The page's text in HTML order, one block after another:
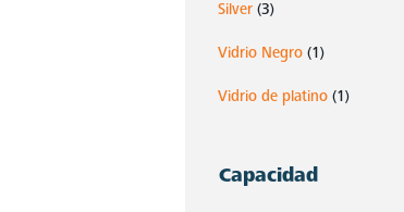
Silver (3)
Vidrio Negro (1)
Vidrio de platino (1)
Capacidad